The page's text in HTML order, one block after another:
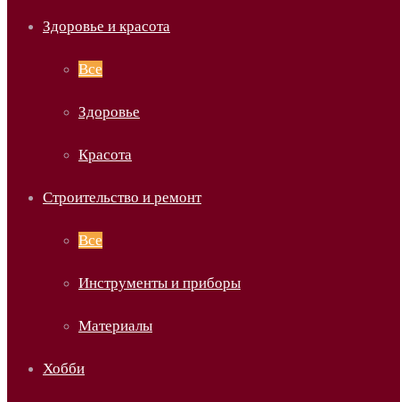
Здоровье и красота
Все
Здоровье
Красота
Строительство и ремонт
Все
Инструменты и приборы
Материалы
Хобби